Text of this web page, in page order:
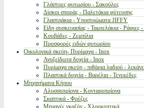
Γλάστρες φυτωρίου - Σακούλες
Δίσκοι σποράς - Παλετάκια φύτευσης
Γλαστράκια - Υποστρώματα JIFFY
Είδη συσκευασίας - Ταμπελάκια - Ράφιες
Κουβάδες - Ζεμπίλια
Προσφορές ειδών φυτωρίου
Οικολογικά σκεύη- Πυρίμαχα - Inox
Ανοξείδωτα δοχεία - Inox
Πυρίμαχα σκεύη - πιθάρια λαδιού -
Πλαστικά δοχεία - Βαρέλια - Τενεκέδες
Μηχανήματα Κήπου
Αλυσσοπρίονα - Κονταροπρίονα
Σκαπτικά - Φρέζες
Μηχανές γκαζόν - Χλοοκοπτικά